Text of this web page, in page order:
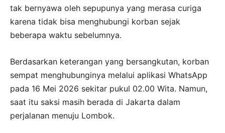
tak bernyawa oleh sepupunya yang merasa curiga
karena tidak bisa menghubungi korban sejak
beberapa waktu sebelumnya.
Berdasarkan keterangan yang bersangkutan, korban
sempat menghubunginya melalui aplikasi WhatsApp
pada 16 Mei 2026 sekitar pukul 02.00 Wita. Namun,
saat itu saksi masih berada di Jakarta dalam
perjalanan menuju Lombok.